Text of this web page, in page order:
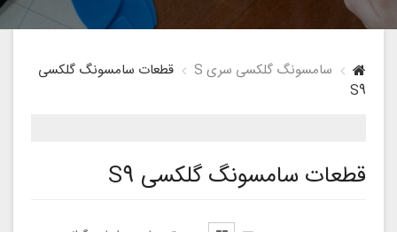
سامسونگ گلکسی سری S
قطعات سامسونگ گلکسی
S9
قطعات سامسونگ گلکسی S9